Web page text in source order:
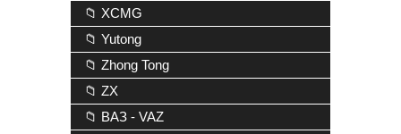
📁 XCMG
📁 Yutong
📁 Zhong Tong
📁 ZX
📁 ВАЗ - VAZ